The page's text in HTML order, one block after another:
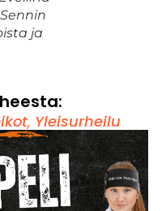
ja
, Yleisurheilu